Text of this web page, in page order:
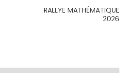
RALLYE MATHÉMATIQUE
2026